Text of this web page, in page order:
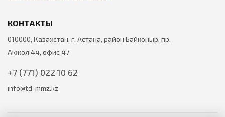
КОНТАКТЫ
010000, Казахстан, г. Астана, район Байконыр, пр.
Акжол 44, офис 47
+7 (771) 022 10 62
info@td-mmz.kz